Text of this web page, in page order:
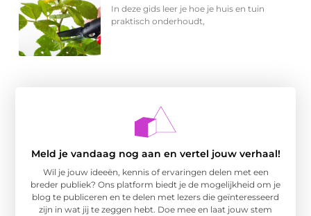
In deze gids leer je hoe je huis en tuin
praktisch onderhoudt,
Meld je vandaag nog aan en vertel jouw verhaal!
Wil je jouw ideeën, kennis of ervaringen delen met een
breder publiek? Ons platform biedt je de mogelijkheid om je
blog te publiceren en te delen met lezers die geïnteresseerd
zijn in wat jij te zeggen hebt. Doe mee en laat jouw stem